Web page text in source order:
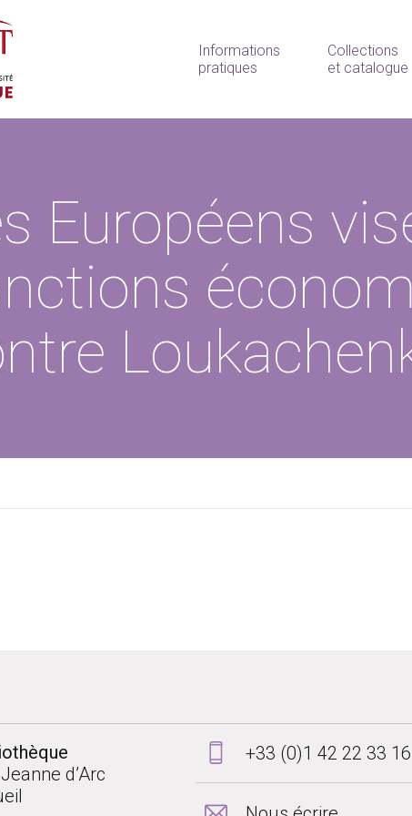
Informations
pratiques
Collections
et catalogue
Européens
d’Arc
+33 (0)1 42 22 33 16